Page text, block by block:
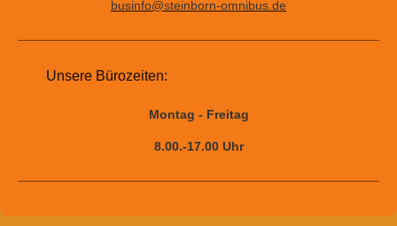
businfo@steinborn-omnibus.de
Unsere Bürozeiten:
Montag - Freitag
8.00.-17.00 Uhr